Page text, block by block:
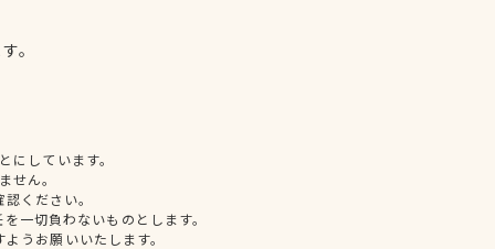
。
しています。
せん。
ください。
一切負わないものとします。
うお願いいたします。